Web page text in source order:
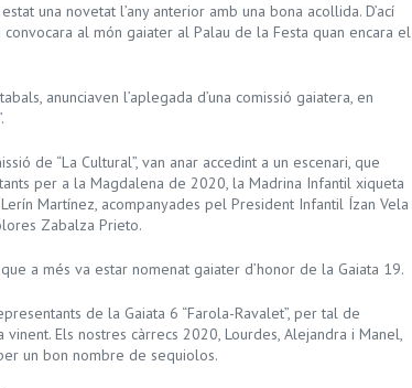
una novetat l’any anterior amb una bona acollida. D’ací
al món gaiater al Palau de la Festa quan encara el
anunciaven l’aplegada d’una comissió gaiatera, en
de “La Cultural”, van anar accedint a un escenari, que
per a la Magdalena de 2020, la Madrina Infantil xiqueta
Martínez, acompanyades pel President Infantil Ízan Vela
Zabalza Prieto.
a més va estar nomenat gaiater d’honor de la Gaiata 19.
de la Gaiata 6 “Farola-Ravalet”, per tal de
Els nostres càrrecs 2020, Lourdes, Alejandra i Manel,
un bon nombre de sequiolos.